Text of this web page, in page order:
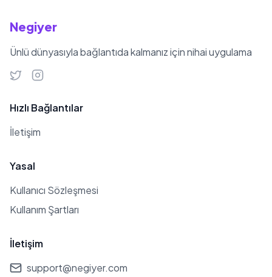
Negiyer
Ünlü dünyasıyla bağlantıda kalmanız için nihai uygulama
Hızlı Bağlantılar
İletişim
Yasal
Kullanıcı Sözleşmesi
Kullanım Şartları
İletişim
support@negiyer.com